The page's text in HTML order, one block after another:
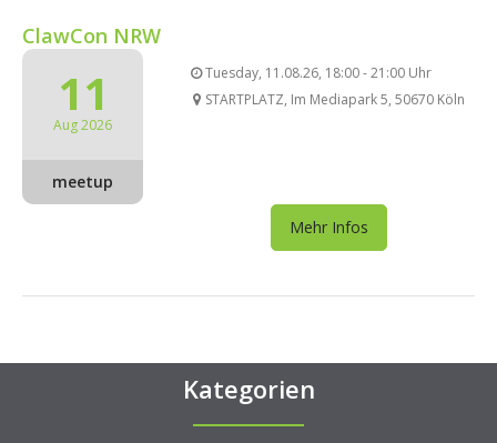
ClawCon NRW
11
Aug 2026
meetup
Tuesday, 11.08.26, 18:00 - 21:00 Uhr
STARTPLATZ, Im Mediapark 5, 50670 Köln
Mehr Infos
Kategorien